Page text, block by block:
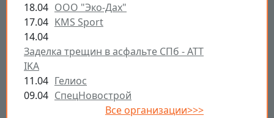
18.04 ООО "Эко-Дах"
17.04 KMS Sport
14.04
Заделка трещин в асфальте СПб - ATT
IKA
11.04 Гелиос
09.04 СпецНовострой
Все организации>>>